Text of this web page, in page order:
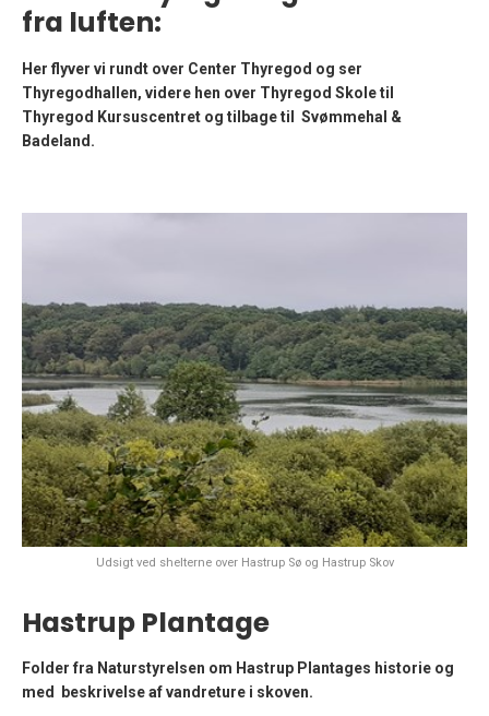
fra luften:
Her flyver vi rundt over Center Thyregod og ser
Thyregodhallen, videre hen over Thyregod Skole til
Thyregod Kursuscentret og tilbage til Svømmehal &
Badeland.
Udsigt ved shelterne over Hastrup Sø og Hastrup Skov
Hastrup Plantage
Folder fra Naturstyrelsen om Hastrup Plantages historie og
med beskrivelse af vandreture i skoven.